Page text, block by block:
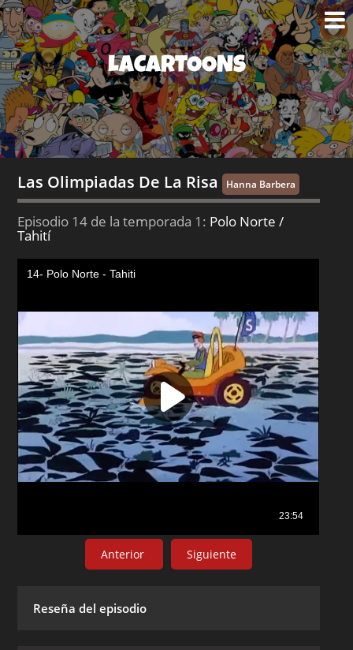
LACARTOONS
Las Olimpiadas De La Risa Hanna Barbera
Episodio 14 de la temporada 1: Polo Norte /
Tahití
Anterior Siguiente
Reseña del episodio